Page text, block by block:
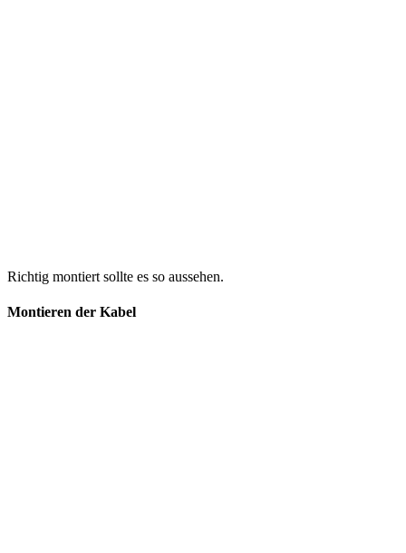
Richtig montiert sollte es so aussehen.
Montieren der Kabel